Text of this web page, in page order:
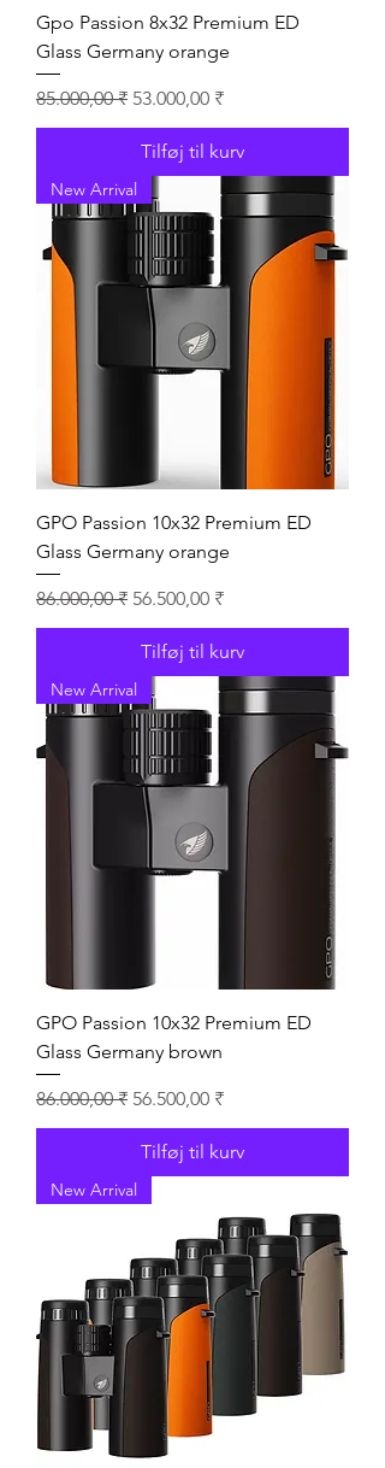
Gpo Passion 8x32 Premium ED
Glass Germany orange
Regulær pris
85.000,00 ₹ Salgspris
53.000,00 ₹
Tilføj til kurv
New Arrival
GPO Passion 10x32 Premium ED
Glass Germany orange
Regulær pris
86.000,00 ₹ Salgspris
56.500,00 ₹
Tilføj til kurv
New Arrival
GPO Passion 10x32 Premium ED
Glass Germany brown
Regulær pris
86.000,00 ₹ Salgspris
56.500,00 ₹
Tilføj til kurv
New Arrival